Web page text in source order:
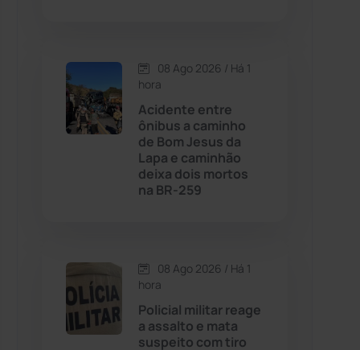
Cordeiros
Dom Basílio
Esportes
08 Ago 2026 / Há 1
hora
Acidente entre
ônibus a caminho
de Bom Jesus da
Lapa e caminhão
deixa dois mortos
na BR-259
08 Ago 2026 / Há 1
hora
Policial militar reage
a assalto e mata
suspeito com tiro